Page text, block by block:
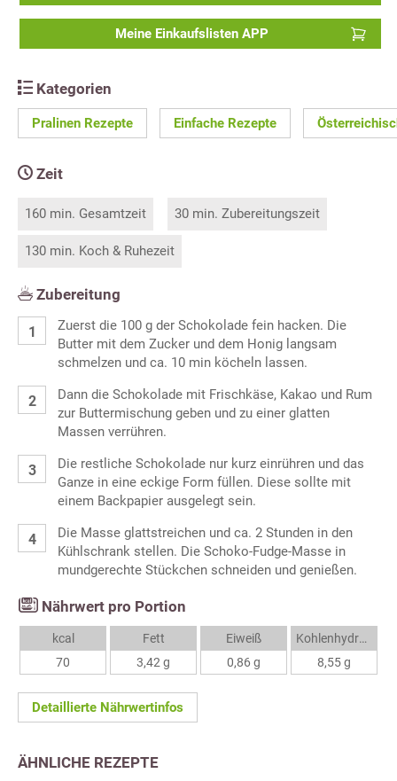
Meine Einkaufslisten APP
Kategorien
Pralinen Rezepte Einfache Rezepte
Zeit
160 min. Gesamtzeit 30 min. Zubereitungszeit
130 min. Koch & Ruhezeit
Zubereitung
Zuerst die 100 g der Schokolade fein hacken. Die
Butter mit dem Zucker und dem Honig langsam
schmelzen und ca. 10 min köcheln lassen.
Dann die Schokolade mit Frischkäse, Kakao und Rum
zur Buttermischung geben und zu einer glatten
Massen verrühren.
Die restliche Schokolade nur kurz einrühren und das
Ganze in eine eckige Form füllen. Diese sollte mit
einem Backpapier ausgelegt sein.
Die Masse glattstreichen und ca. 2 Stunden in den
Kühlschrank stellen. Die Schoko-Fudge-Masse in
mundgerechte Stückchen schneiden und genießen.
Nährwert pro Portion
kcal
70
Fett
3,42 g
Eiweiß
0,86 g
Kohlenhydrate
8,55 g
Detaillierte Nährwertinfos
ÄHNLICHE REZEPTE